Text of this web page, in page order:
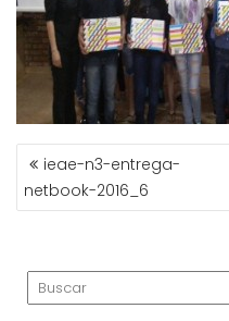
NAVEGACIÓN
DE
ENTRADAS
ieae-n3-entrega-
netbook-2016_6